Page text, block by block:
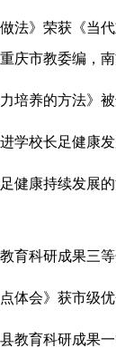
法》荣获《当
庆市教委编，南
培养的方法》
学校长足健康
健康持续发展
育科研成果三等
体会》获市级优
教育科研成果一